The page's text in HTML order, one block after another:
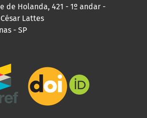
de Holanda, 421 - 1º andar -
Lattes
- SP